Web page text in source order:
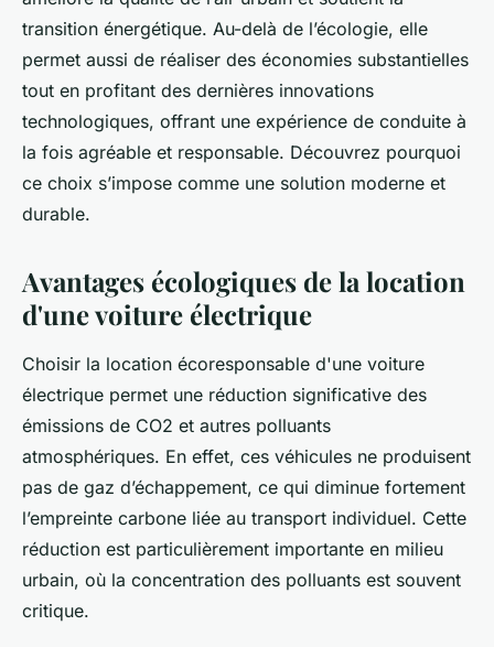
transition énergétique. Au-delà de l’écologie, elle
permet aussi de réaliser des économies substantielles
tout en profitant des dernières innovations
technologiques, offrant une expérience de conduite à
la fois agréable et responsable. Découvrez pourquoi
ce choix s’impose comme une solution moderne et
durable.
Avantages écologiques de la location
d'une voiture électrique
Choisir la location écoresponsable d'une voiture
électrique permet une réduction significative des
émissions de CO2 et autres polluants
atmosphériques. En effet, ces véhicules ne produisent
pas de gaz d’échappement, ce qui diminue fortement
l’empreinte carbone liée au transport individuel. Cette
réduction est particulièrement importante en milieu
urbain, où la concentration des polluants est souvent
critique.